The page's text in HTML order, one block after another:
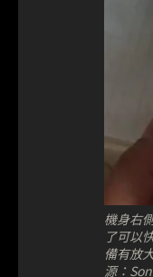
機身右
了可以
備有放
源：